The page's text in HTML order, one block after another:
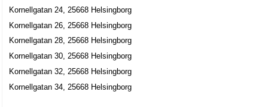
Kornellgatan 24, 25668 Helsingborg
Kornellgatan 26, 25668 Helsingborg
Kornellgatan 28, 25668 Helsingborg
Kornellgatan 30, 25668 Helsingborg
Kornellgatan 32, 25668 Helsingborg
Kornellgatan 34, 25668 Helsingborg